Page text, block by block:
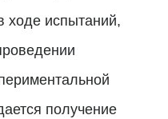
ходе испытаний,
получение